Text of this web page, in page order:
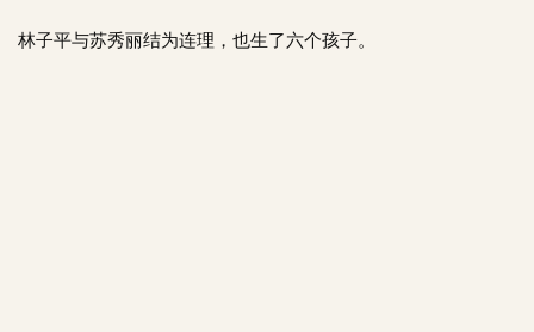
林子平与苏秀丽结为连理，也生了六个孩子。